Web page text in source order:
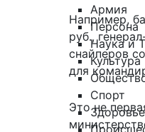
Армия
Персона
Наука и
Культура
Спорт
Здоровье
Например,
руб.,
снайперов
для
Это не